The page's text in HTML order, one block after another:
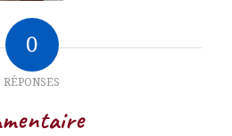
0
RÉPONSES